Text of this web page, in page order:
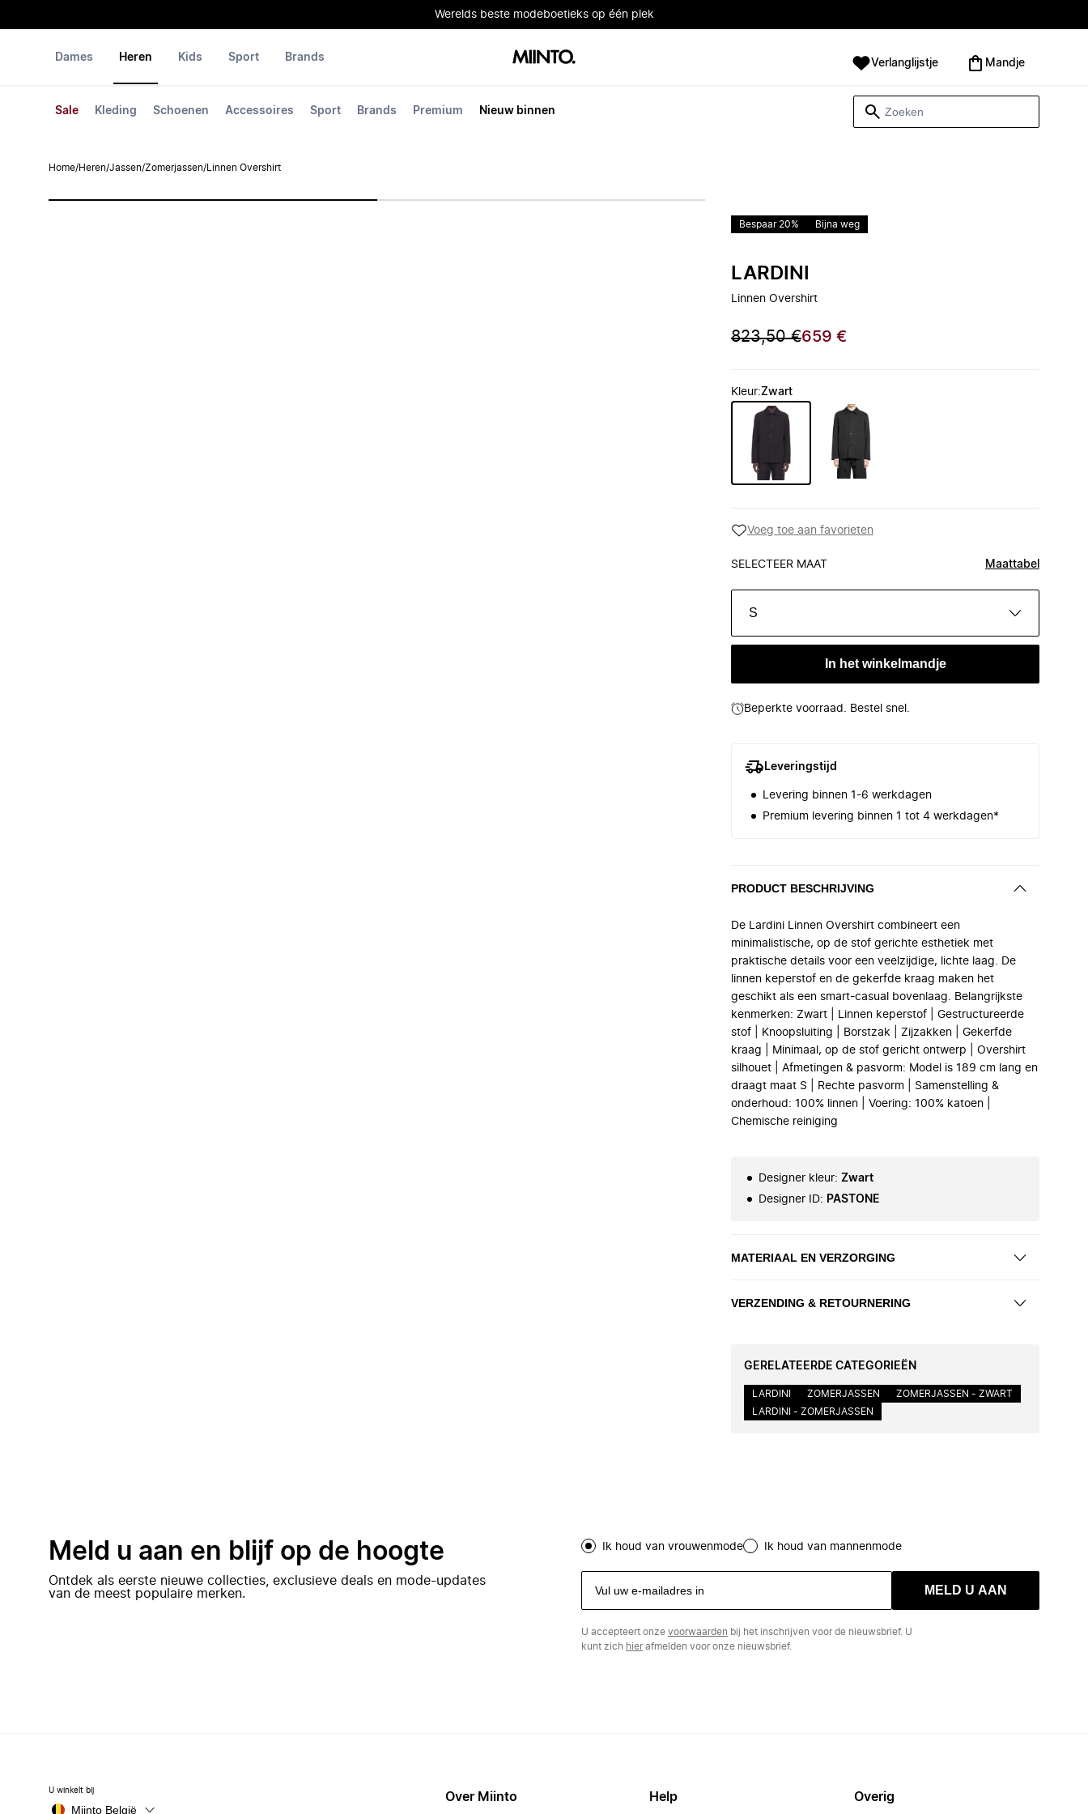
Werelds beste modeboetieks op één plek
Dames Heren
Sale Kleding Schoenen Accessoires Sport Brands Premium Nieuw binnen
Kids Sport Brands Verlanglijstje Mandje
Home/Heren/Jassen/Zomerjassen/ Linnen Overshirt
Bespaar 20% Bijna weg
LARDINI
Linnen Overshirt
823,50 €659 €
Kleur:Zwart
Voeg toe aan favorieten
SELECTEER MAAT Maattabel
S
In het winkelmandje
Beperkte voorraad. Bestel snel.
Leveringstijd
Levering binnen 1-6 werkdagen
Premium levering binnen 1 tot 4 werkdagen*
PRODUCT BESCHRIJVING
De Lardini Linnen Overshirt combineert een
minimalistische, op de stof gerichte esthetiek met
praktische details voor een veelzijdige, lichte laag. De
linnen keperstof en de gekerfde kraag maken het
geschikt als een smart-casual bovenlaag. Belangrijkste
kenmerken: Zwart | Linnen keperstof | Gestructureerde
stof | Knoopsluiting | Borstzak | Zijzakken | Gekerfde
kraag | Minimaal, op de stof gericht ontwerp | Overshirt
silhouet | Afmetingen & pasvorm: Model is 189 cm lang en
draagt maat S | Rechte pasvorm | Samenstelling &
onderhoud: 100% linnen | Voering: 100% katoen |
Chemische reiniging
Designer kleur: Zwart
Designer ID: PASTONE
MATERIAAL EN VERZORGING
VERZENDING & RETOURNERING
GERELATEERDE CATEGORIEËN
LARDINI ZOMERJASSEN
ZOMERJASSEN - ZWART
LARDINI - ZOMERJASSEN
Meld u aan en blijf op de hoogte
Ontdek als eerste nieuwe collecties, exclusieve deals en mode-updates
van de meest populaire merken.
Ik houd van vrouwenmode Ik houd van mannenmode
MELD U AAN
U accepteert onze voorwaarden bij het inschrijven voor de nieuwsbrief. U
kunt zich hierafmelden voor onze nieuwsbrief.
U winkelt bij
Miinto België
Over Miinto Help Overig